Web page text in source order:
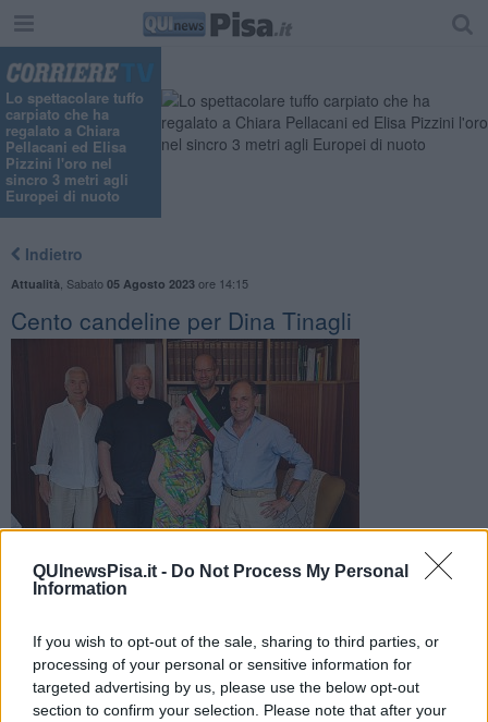
QUInewsPisa.it - Do Not Process My Personal
Information
If you wish to opt-out of the sale, sharing to third parties, or
processing of your personal or sensitive information for
targeted advertising by us, please use the below opt-out
section to confirm your selection. Please note that after your
Lo spettacolare tuffo
carpiato che ha
regalato a Chiara
Pellacani ed Elisa
Pizzini l'oro nel
sincro 3 metri agli
Europei di nuoto
Indietro
Attualità Sabato 05 Agosto 2023ore 14:15
Cento candeline per Dina Tinagli
festeggiato il traguardo insieme alla famiglia e al sindaco
Michelangelo Betti